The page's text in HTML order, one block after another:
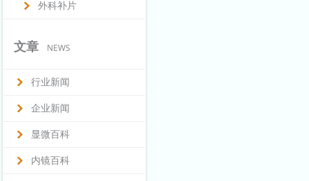
外科补片
文章 NEWS
行业新闻
企业新闻
显微百科
内镜百科